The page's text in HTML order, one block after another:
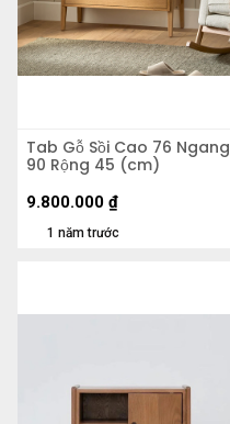
Tab Gỗ Sồi Cao 76 Ngang
90 Rộng 45 (cm)
1 năm trước
9.800.000 ₫